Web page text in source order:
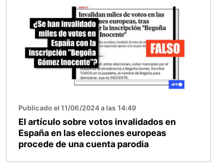
Publicado el 11/06/2024 a las 14:49
El artículo sobre votos invalidados en
España en las elecciones europeas
procede de una cuenta parodia